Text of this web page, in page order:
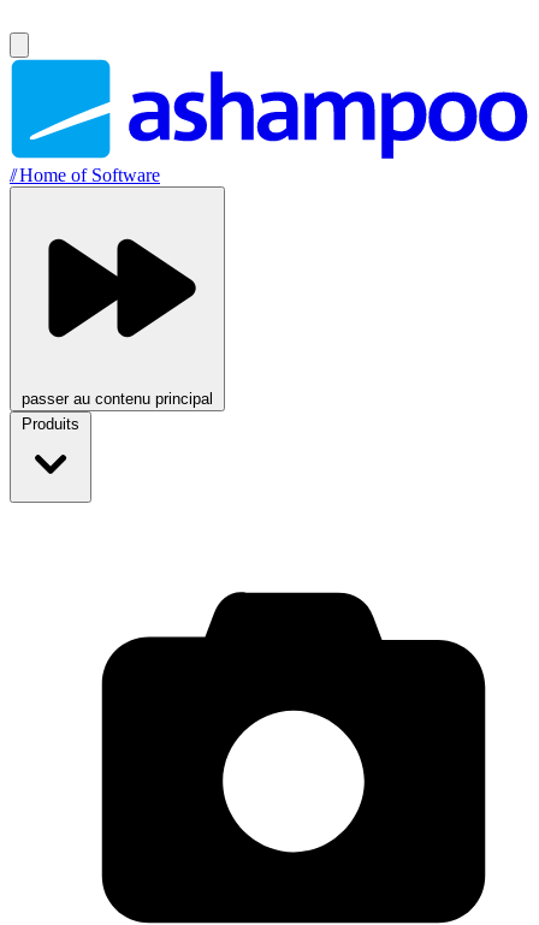
//Home of Software
passer au contenu principal
Produits